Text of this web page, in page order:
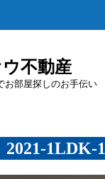
不動産
お部屋探しのお手伝い
1LDK-1